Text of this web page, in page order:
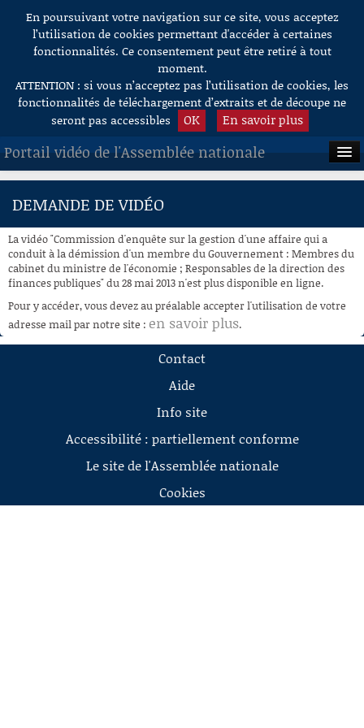
Aller au contenu
En poursuivant votre navigation sur ce site, vous acceptez
l’utilisation de cookies permettant d'accéder à certaines
fonctionnalités. Ce consentement peut être retiré à tout
moment.
ATTENTION : si vous n’acceptez pas l’utilisation de cookies, les
fonctionnalités de téléchargement d’extraits et de découpe ne
seront pas accessibles
OK En savoir plus
Portail vidéo de l'Assemblée nationale
ACCUEIL
À LA DEMANDE
RECHERCHE
AIDE À LA DÉCOUPE
DE VIDÉOS
DEMANDE DE VIDÉO
La vidéo "Commission d'enquête sur la gestion d'une affaire qui a
conduit à la démission d'un membre du Gouvernement : Membres du
cabinet du ministre de l'économie ; Responsables de la direction des
finances publiques" du 28 mai 2013 n'est plus disponible en ligne.
Pour y accéder, vous devez au préalable accepter l'utilisation de votre
adresse mail par notre site : en savoir plus.
Contact
Aide
Info site
Accessibilité : partiellement conforme
Le site de l'Assemblée nationale
Cookies